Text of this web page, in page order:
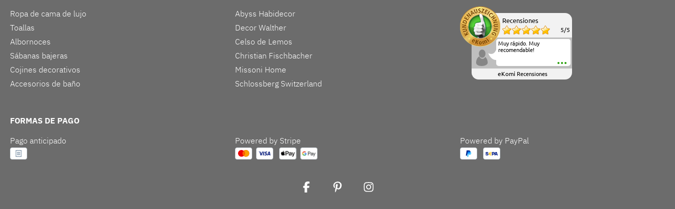
Ropa de cama de lujo
Toallas
Albornoces
Sábanas bajeras
Cojines decorativos
Accesorios de baño
Abyss Habidecor
Decor Walther
Celso de Lemos
Christian Fischbacher
Missoni Home
Schlossberg Switzerland
Recensiones
5/5
Muy rápido. Muy
recomendable!
eKomi Recensiones
FORMAS DE PAGO
Pago anticipado
Powered by Stripe Powered by PayPal